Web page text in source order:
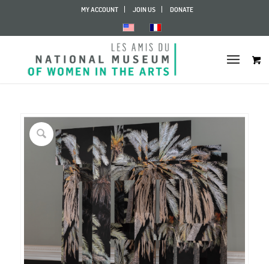
MY ACCOUNT JOIN US DONATE